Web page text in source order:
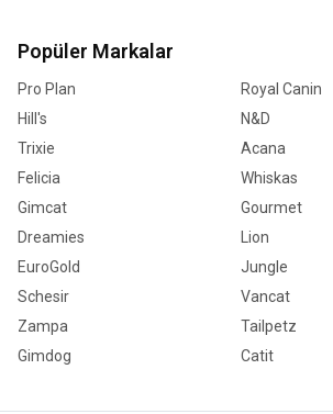
Popüler Markalar
Pro Plan Royal Canin
Hill's
N&D
Trixie
Acana
Felicia
Whiskas
Gimcat
Gourmet
Dreamies
Lion
EuroGold
Jungle
Schesir
Vancat
Zampa
Tailpetz
Gimdog
Catit